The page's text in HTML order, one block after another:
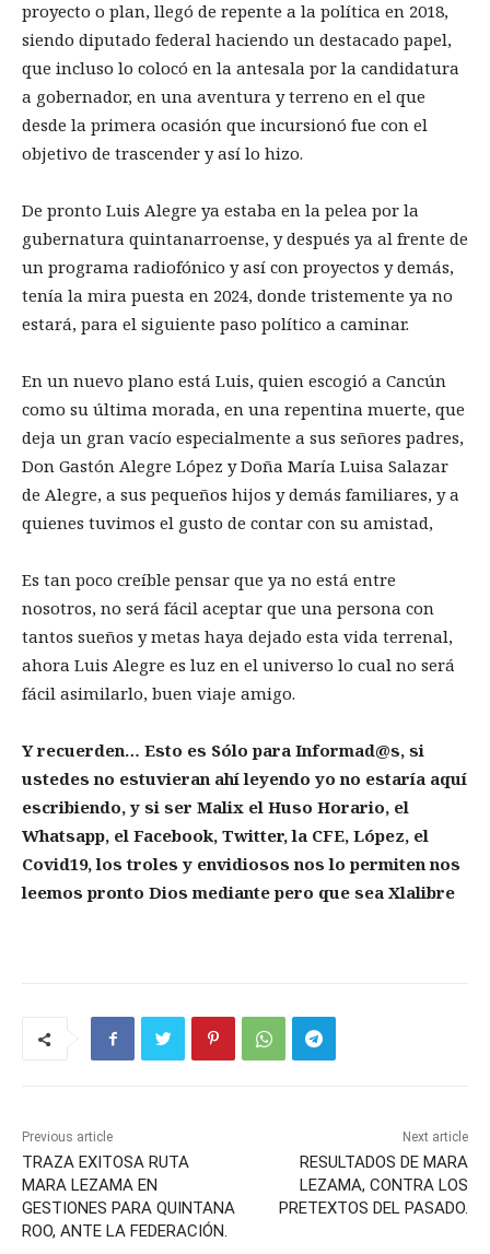
proyecto o plan, llegó de repente a la política en 2018,
siendo diputado federal haciendo un destacado papel,
que incluso lo colocó en la antesala por la candidatura
a gobernador, en una aventura y terreno en el que
desde la primera ocasión que incursionó fue con el
objetivo de trascender y así lo hizo.
De pronto Luis Alegre ya estaba en la pelea por la
gubernatura quintanarroense, y después ya al frente de
un programa radiofónico y así con proyectos y demás,
tenía la mira puesta en 2024, donde tristemente ya no
estará, para el siguiente paso político a caminar.
En un nuevo plano está Luis, quien escogió a Cancún
como su última morada, en una repentina muerte, que
deja un gran vacío especialmente a sus señores padres,
Don Gastón Alegre López y Doña María Luisa Salazar
de Alegre, a sus pequeños hijos y demás familiares, y a
quienes tuvimos el gusto de contar con su amistad,
Es tan poco creíble pensar que ya no está entre
nosotros, no será fácil aceptar que una persona con
tantos sueños y metas haya dejado esta vida terrenal,
ahora Luis Alegre es luz en el universo lo cual no será
fácil asimilarlo, buen viaje amigo.
Y recuerden… Esto es Sólo para Informad@s, si
ustedes no estuvieran ahí leyendo yo no estaría aquí
escribiendo, y si ser Malix el Huso Horario, el
Whatsapp, el Facebook, Twitter, la CFE, López, el
Covid19, los troles y envidiosos nos lo permiten nos
leemos pronto Dios mediante pero que sea Xlalibre
Previous article
TRAZA EXITOSA RUTA
MARA LEZAMA EN
GESTIONES PARA QUINTANA
ROO, ANTE LA FEDERACIÓN.
Next article
RESULTADOS DE MARA
LEZAMA, CONTRA LOS
PRETEXTOS DEL PASADO.